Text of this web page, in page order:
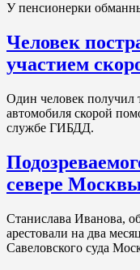
У пенсионерки
Человек
участием
Один человек получил
автомобиля скорой
службе ГИБДД.
севере
Станислава Иванова,
арестовали на два
Савеловского суда